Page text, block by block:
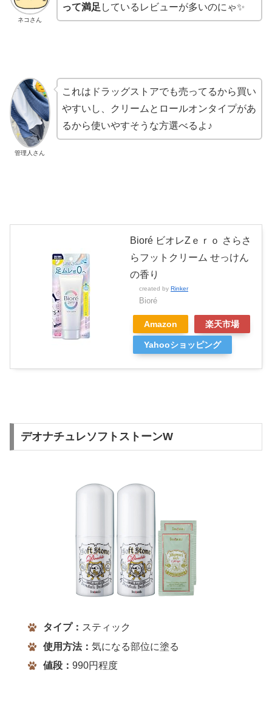
ネコさん
って満足 しているレビューが多いのにゃ✨
管理人さん
これはドラッグストアでも売ってるから買い
やすいし、クリームとロールオンタイプがあ
るから使いやすそうな方選べるよ♪
Bioré ビオレZｅｒｏ さらさ
らフットクリーム せっけん
の香り
created by Rinker
Bioré
Amazon 楽天市場
Yahooショッピング
デオナチュレソフトストーンW
タイプ： スティック
使用方法： 気になる部位に塗る
値段： 990円程度